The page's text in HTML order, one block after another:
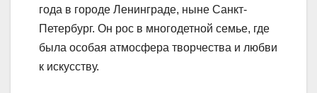
года в городе Ленинграде, ныне Санкт-
Петербург. Он рос в многодетной семье, где
была особая атмосфера творчества и любви
к искусству.